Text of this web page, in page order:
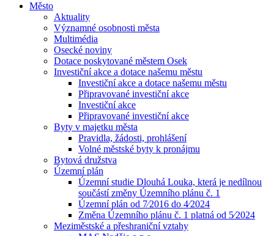
Město
Aktuality
Významné osobnosti města
Multimédia
Osecké noviny
Dotace poskytované městem Osek
Investiční akce a dotace našemu městu
Investiční akce a dotace našemu městu
Připravované investiční akce
Investiční akce
Připravované investiční akce
Byty v majetku města
Pravidla, žádosti, prohlášení
Volné městské byty k pronájmu
Bytová družstva
Územní plán
Územní studie Dlouhá Louka, která je nedílnou
součástí změny Územního plánu č. 1
Územní plán od 7⁄2016 do 4⁄2024
Změna Územního plánu č. 1 platná od 5⁄2024
Meziměstské a přeshraniční vztahy